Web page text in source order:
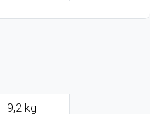
9,2 kg